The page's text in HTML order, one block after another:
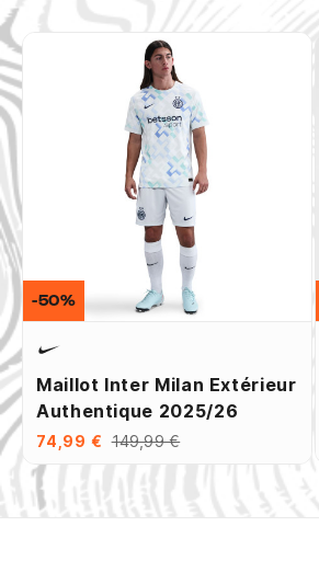
Maillot Inter Milan Extérieur
Authentique 2025/26
74,99 € 149,99 €
-50%